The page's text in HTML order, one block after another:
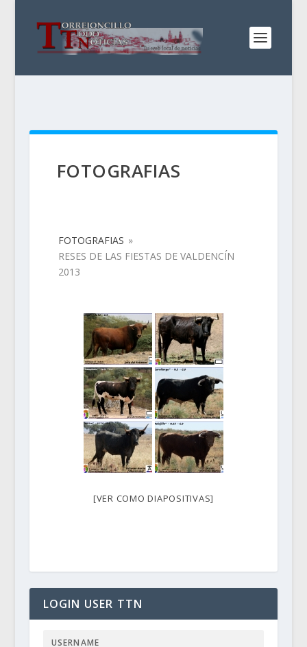
FOTOGRAFIAS
FOTOGRAFIAS »
RESES DE LAS FIESTAS DE VALDENCÍN
2013
[VER COMO DIAPOSITIVAS]
LOGIN USER TTN